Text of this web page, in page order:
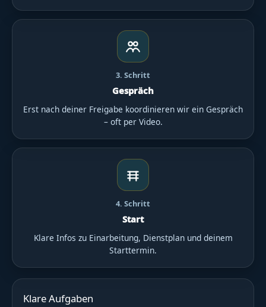
3. Schritt
Gespräch
Erst nach deiner Freigabe koordinieren wir ein Gespräch
– oft per Video.
4. Schritt
Start
Klare Infos zu Einarbeitung, Dienstplan und deinem
Starttermin.
Klare Aufgaben